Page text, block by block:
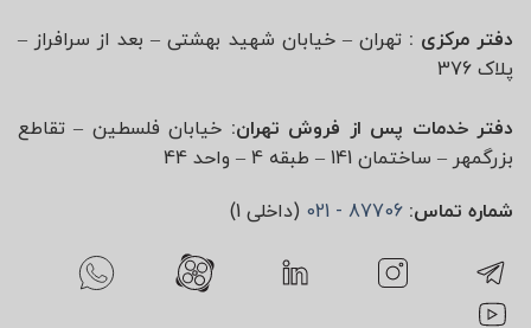
دفتر مرکزی : تهران – خیابان شهید بهشتی – بعد از سرافراز –
پلاک 376
دفتر خدمات پس از فروش تهران: خیابان فلسطین – تقاطع
بزرگمهر – ساختمان 141 – طبقه 4 – واحد 44
شماره تماس: 87706 - 021 (داخلی 1)